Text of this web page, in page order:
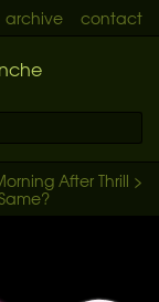
archive contact
After Thrill >